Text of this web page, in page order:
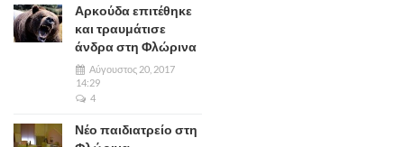
Αρκούδα επιτέθηκε
και τραυμάτισε
άνδρα στη Φλώρινα
Αύγουστος 20, 2017
14:29
4
Νέο παιδιατρείο στη